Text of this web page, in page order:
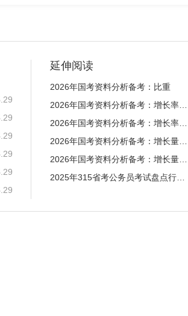
延伸阅读
2026年国考资料分析备考：比重
2026年国考资料分析备考：增长率比较（调整公式格
2026年国考资料分析备考：增长率计算
2026年国考资料分析备考：增长量比较
2026年国考资料分析备考：增长量计算
2025年315省考公务员考试盘点行测政治理论中的轻